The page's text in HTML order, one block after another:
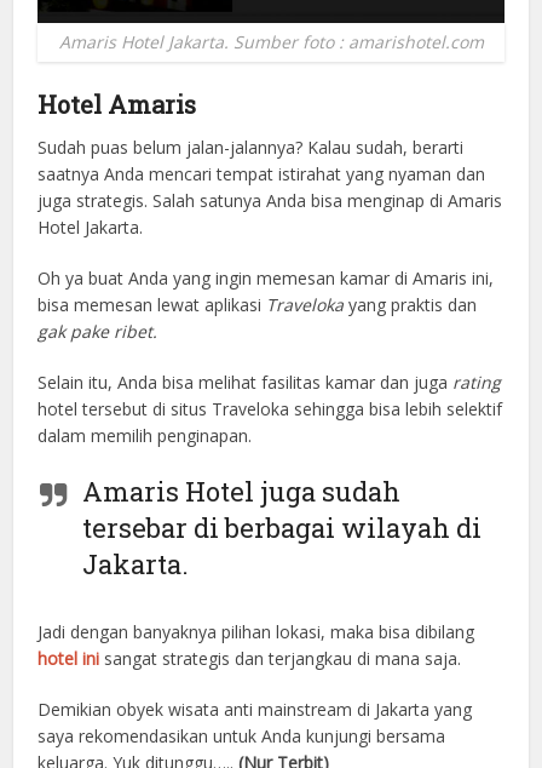
Amaris Hotel Jakarta. Sumber foto : amarishotel.com
Hotel Amaris
Sudah puas belum jalan-jalannya? Kalau sudah, berarti
saatnya Anda mencari tempat istirahat yang nyaman dan
juga strategis. Salah satunya Anda bisa menginap di Amaris
Hotel Jakarta.
Oh ya buat Anda yang ingin memesan kamar di Amaris ini,
bisa memesan lewat aplikasi Traveloka yang praktis dan
gak pake ribet.
Selain itu, Anda bisa melihat fasilitas kamar dan juga rating
hotel tersebut di situs Traveloka sehingga bisa lebih selektif
dalam memilih penginapan.
Amaris Hotel juga sudah
tersebar di berbagai wilayah di
Jakarta.
Jadi dengan banyaknya pilihan lokasi, maka bisa dibilang
hotel ini sangat strategis dan terjangkau di mana saja.
Demikian obyek wisata anti mainstream di Jakarta yang
saya rekomendasikan untuk Anda kunjungi bersama
keluarga. Yuk ditunggu…..(Nur Terbit)